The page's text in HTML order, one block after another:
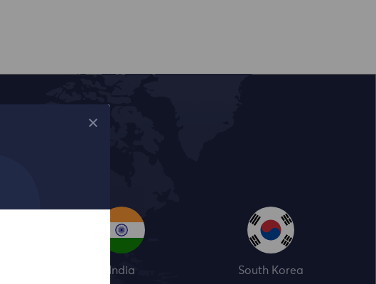
India South Korea